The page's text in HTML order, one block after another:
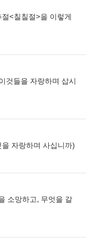
<칠칠절>을 이렇게
것들을 자랑하며 삽시
자랑하며 사십니까)
소망하고, 무엇을 갈